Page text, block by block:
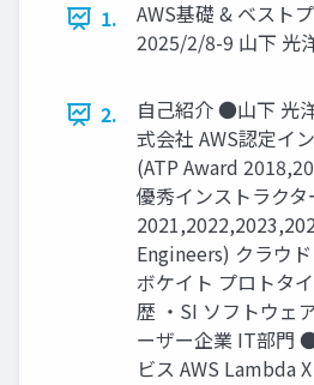
1.
AWS基礎 & ベスト
2025/2/8-9 山下 光
2.
自己紹介 ●山下 光
式会社 AWS認定イ
(ATP Award
優秀インストラクタ
Engineers) クラウ
ボケイト プロトタ
歴 ・SI ソフトウェ
ーザー企業 IT部門
ビス AWS Lambda